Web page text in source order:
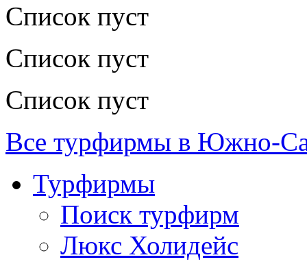
Список пуст
Список пуст
Список пуст
Все турфирмы в Южно-
Турфирмы
Поиск турфирм
Люкс Холидейс